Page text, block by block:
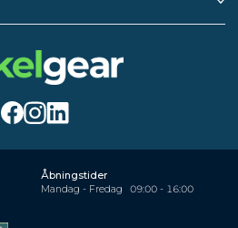
Åbningstider
Mandag - Fredag
09:00 - 16:00